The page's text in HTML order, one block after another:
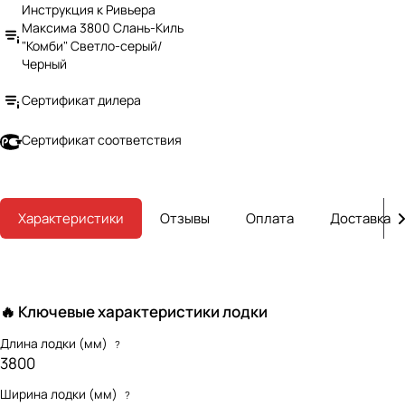
Инструкция к Ривьера
Максима 3800 Слань-Киль
"Комби" Светло-серый/
Черный
Сертификат дилера
Сертификат соответствия
Характеристики Отзывы Оплата Доставка
🔥 Ключевые характеристики лодки
Длина лодки (мм) ?
3800
Ширина лодки (мм) ?